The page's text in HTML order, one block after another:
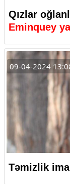
Qızlar
Eminquey
09-04-2024
Təmizlik